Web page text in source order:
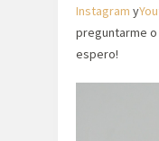
Instagram y
preguntarme o
espero!